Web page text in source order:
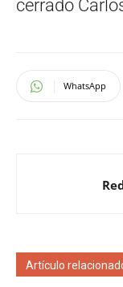
cerrado
WhatsApp
Artículo